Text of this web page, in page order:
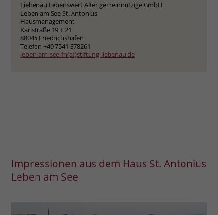
Liebenau Lebenswert Alter gemeinnützige GmbH
Leben am See St. Antonius
Hausmanagement
Karlstraße 19 + 21
88045 Friedrichshafen
Telefon +49 7541 378261
leben-am-see-fn(at)stiftung-liebenau.de
Impressionen aus dem Haus St. Antonius
Leben am See
Unternehmen zurückzusenden.